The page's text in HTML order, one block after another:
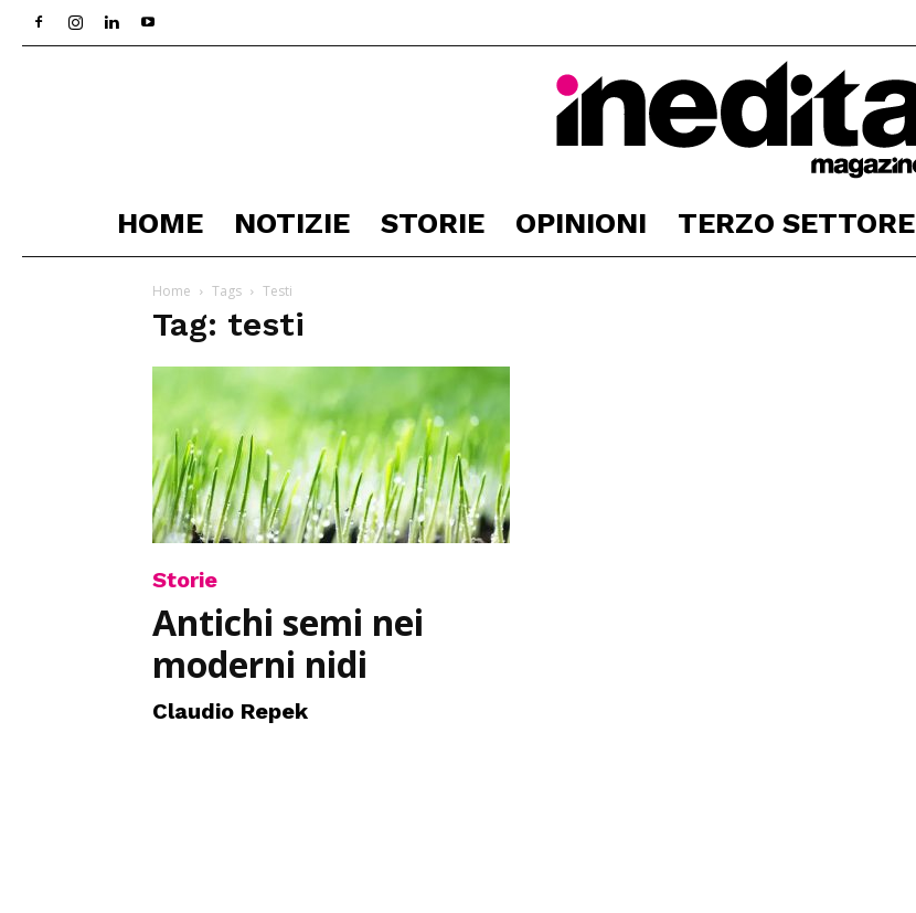
Inedita
HOME NOTIZIE STORIE OPINIONI TERZO SETTORE
Home Tags Testi
Tag: testi
Storie
Antichi semi nei
moderni nidi
Claudio Repek